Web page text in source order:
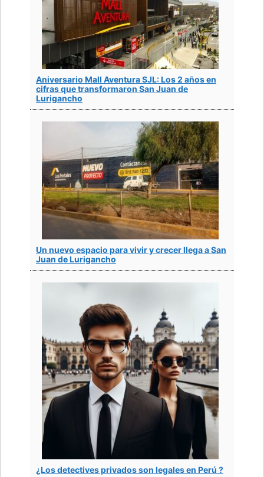
Aniversario Mall Aventura SJL: Los 2 años en
cifras que transformaron San Juan de
Lurigancho
Un nuevo espacio para vivir y crecer llega a San
Juan de Lurigancho
¿Los detectives privados son legales en Perú ?